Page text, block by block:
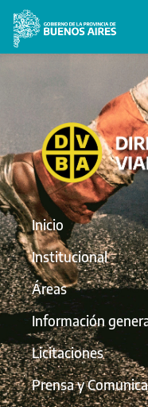
Inicio
Institucional
Áreas
Información
Licitaciones
Prensa y